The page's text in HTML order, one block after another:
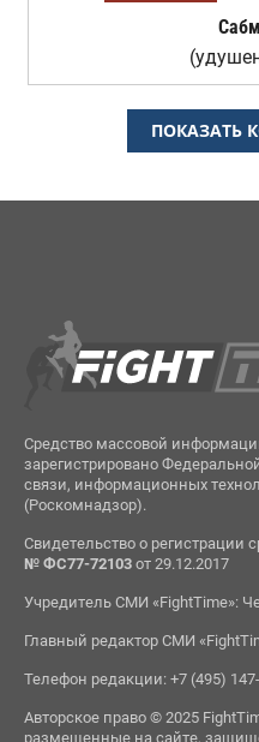
ПОКАЗАТЬ
Средство массовой
зарегистрировано
связи, информационных
(Роскомнадзор).
Свидетельство о регистрации
№ ФС77-72103от 29.12.2017
Учредитель СМИ «FightTime»:
Главный редактор СМИ
Телефон редакции: +7 (495)
Авторское право © 2025
размещенные на сайте,